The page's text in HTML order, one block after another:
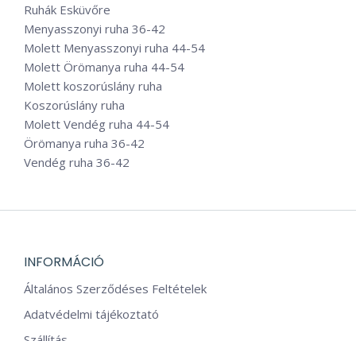
Ruhák Esküvőre
Menyasszonyi ruha 36-42
Molett Menyasszonyi ruha 44-54
Molett Örömanya ruha 44-54
Molett koszorúslány ruha
Koszorúslány ruha
Molett Vendég ruha 44-54
Örömanya ruha 36-42
Vendég ruha 36-42
INFORMÁCIÓ
Általános Szerződéses Feltételek
Adatvédelmi tájékoztató